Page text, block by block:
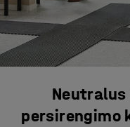
persirengimo